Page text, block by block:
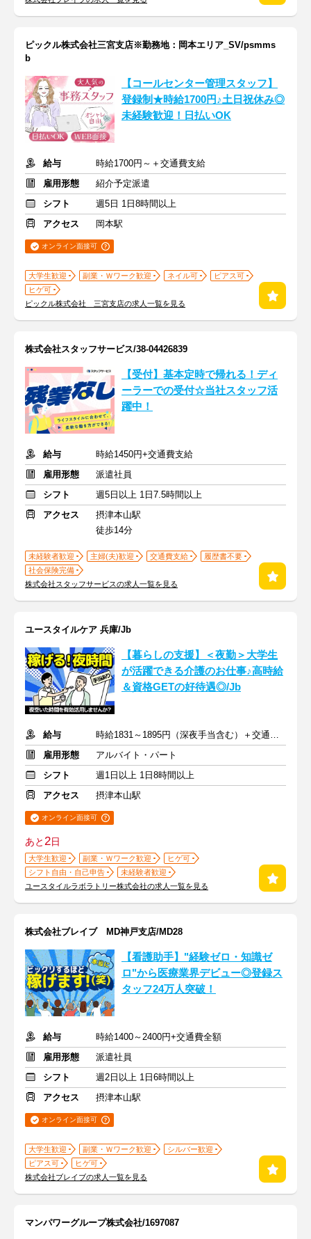
ピックル株式会社三宮支店※勤務地：岡本エリア_SV/psmms
b
【コールセンター管理スタッフ】
登録制★時給1700円♪土日祝休み◎
未経験歓迎！日払いOK
給与
時給1700円～＋交通費支給
雇用形態
紹介予定派遣
シフト
週5日 1日8時間以上
アクセス
岡本駅
オンライン面接可
大学生歓迎 副業・Ｗワーク歓迎 ネイル可
ピアス可
ヒゲ可
ピックル株式会社 三宮支店の求人一覧を見る
株式会社スタッフサービス/38-04426839
【受付】基本定時で帰れる！ディ
ーラーでの受付☆当社スタッフ活
躍中！
給与
時給1450円+交通費支給
雇用形態
派遣社員
シフト
週5日以上 1日7.5時間以上
アクセス
摂津本山駅
徒歩14分
未経験者歓迎 主婦(夫)歓迎 交通費支給
履歴書不要
社会保険完備
株式会社スタッフサービスの求人一覧を見る
ユースタイルケア 兵庫/Jb
【暮らしの支援】＜夜勤＞大学生
が活躍できる介護のお仕事♪高時給
＆資格GETの好待遇◎/Jb
給与
時給1831～1895円（深夜手当含む）＋交通費支給
雇用形態
アルバイト・パート
シフト
週1日以上 1日8時間以上
アクセス
摂津本山駅
オンライン面接可
あと2日
大学生歓迎 副業・Ｗワーク歓迎
ヒゲ可
シフト自由・自己申告
未経験者歓迎
ユースタイルラボラトリー株式会社の求人一覧を見る
株式会社ブレイブ MD神戸支店/MD28
【看護助手】"経験ゼロ・知識ゼ
ロ"から医療業界デビュー◎登録ス
タッフ24万人突破！
給与
時給1400～2400円+交通費全額
雇用形態
派遣社員
シフト
週2日以上 1日6時間以上
アクセス
摂津本山駅
オンライン面接可
大学生歓迎 副業・Ｗワーク歓迎
シルバー歓迎
ピアス可
ヒゲ可
株式会社ブレイブの求人一覧を見る
マンパワーグループ株式会社/1697087